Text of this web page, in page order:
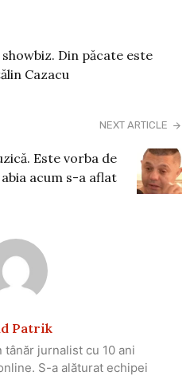
Din păcate este
Cazacu
NEXT ARTICLE
Este vorba de
acum s-a aflat
Patrik
tânăr jurnalist cu 10 ani
S-a alăturat echipei